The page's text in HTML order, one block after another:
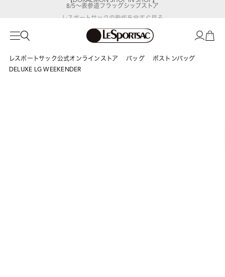
レスポートサックの新作を 今すぐ見る
レスポートサック公式オンラインストア バッグ
ボストンバッグ
DELUXE LG WEEKENDER